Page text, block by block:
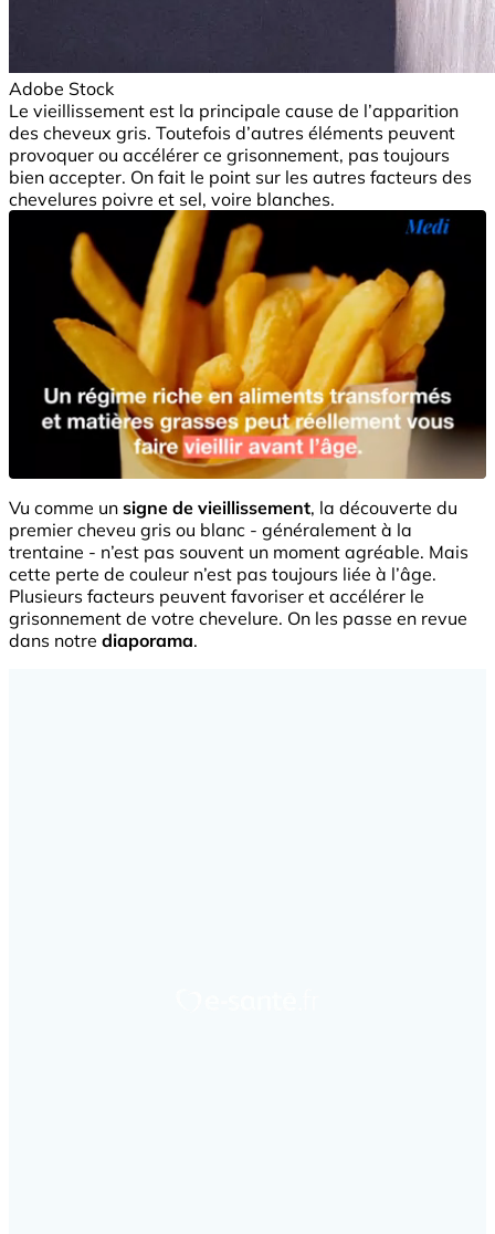
Adobe Stock
Le vieillissement est la principale cause de l’apparition
des cheveux gris. Toutefois d’autres éléments peuvent
provoquer ou accélérer ce grisonnement, pas toujours
bien accepter. On fait le point sur les autres facteurs des
chevelures poivre et sel, voire blanches.
Vu comme un signe de vieillissement, la découverte du
premier cheveu gris ou blanc - généralement à la
trentaine - n’est pas souvent un moment agréable. Mais
cette perte de couleur n’est pas toujours liée à l’âge.
Plusieurs facteurs peuvent favoriser et accélérer le
grisonnement de votre chevelure. On les passe en revue
dans notre diaporama.